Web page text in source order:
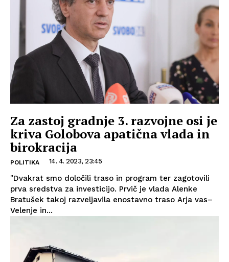
Za zastoj gradnje 3. razvojne osi je
kriva Golobova apatična vlada in
birokracija
POLITIKA 14. 4. 2023, 23:45
"Dvakrat smo določili traso in program ter zagotovili
prva sredstva za investicijo. Prvič je vlada Alenke
Bratušek takoj razveljavila enostavno traso Arja vas–
Velenje in...